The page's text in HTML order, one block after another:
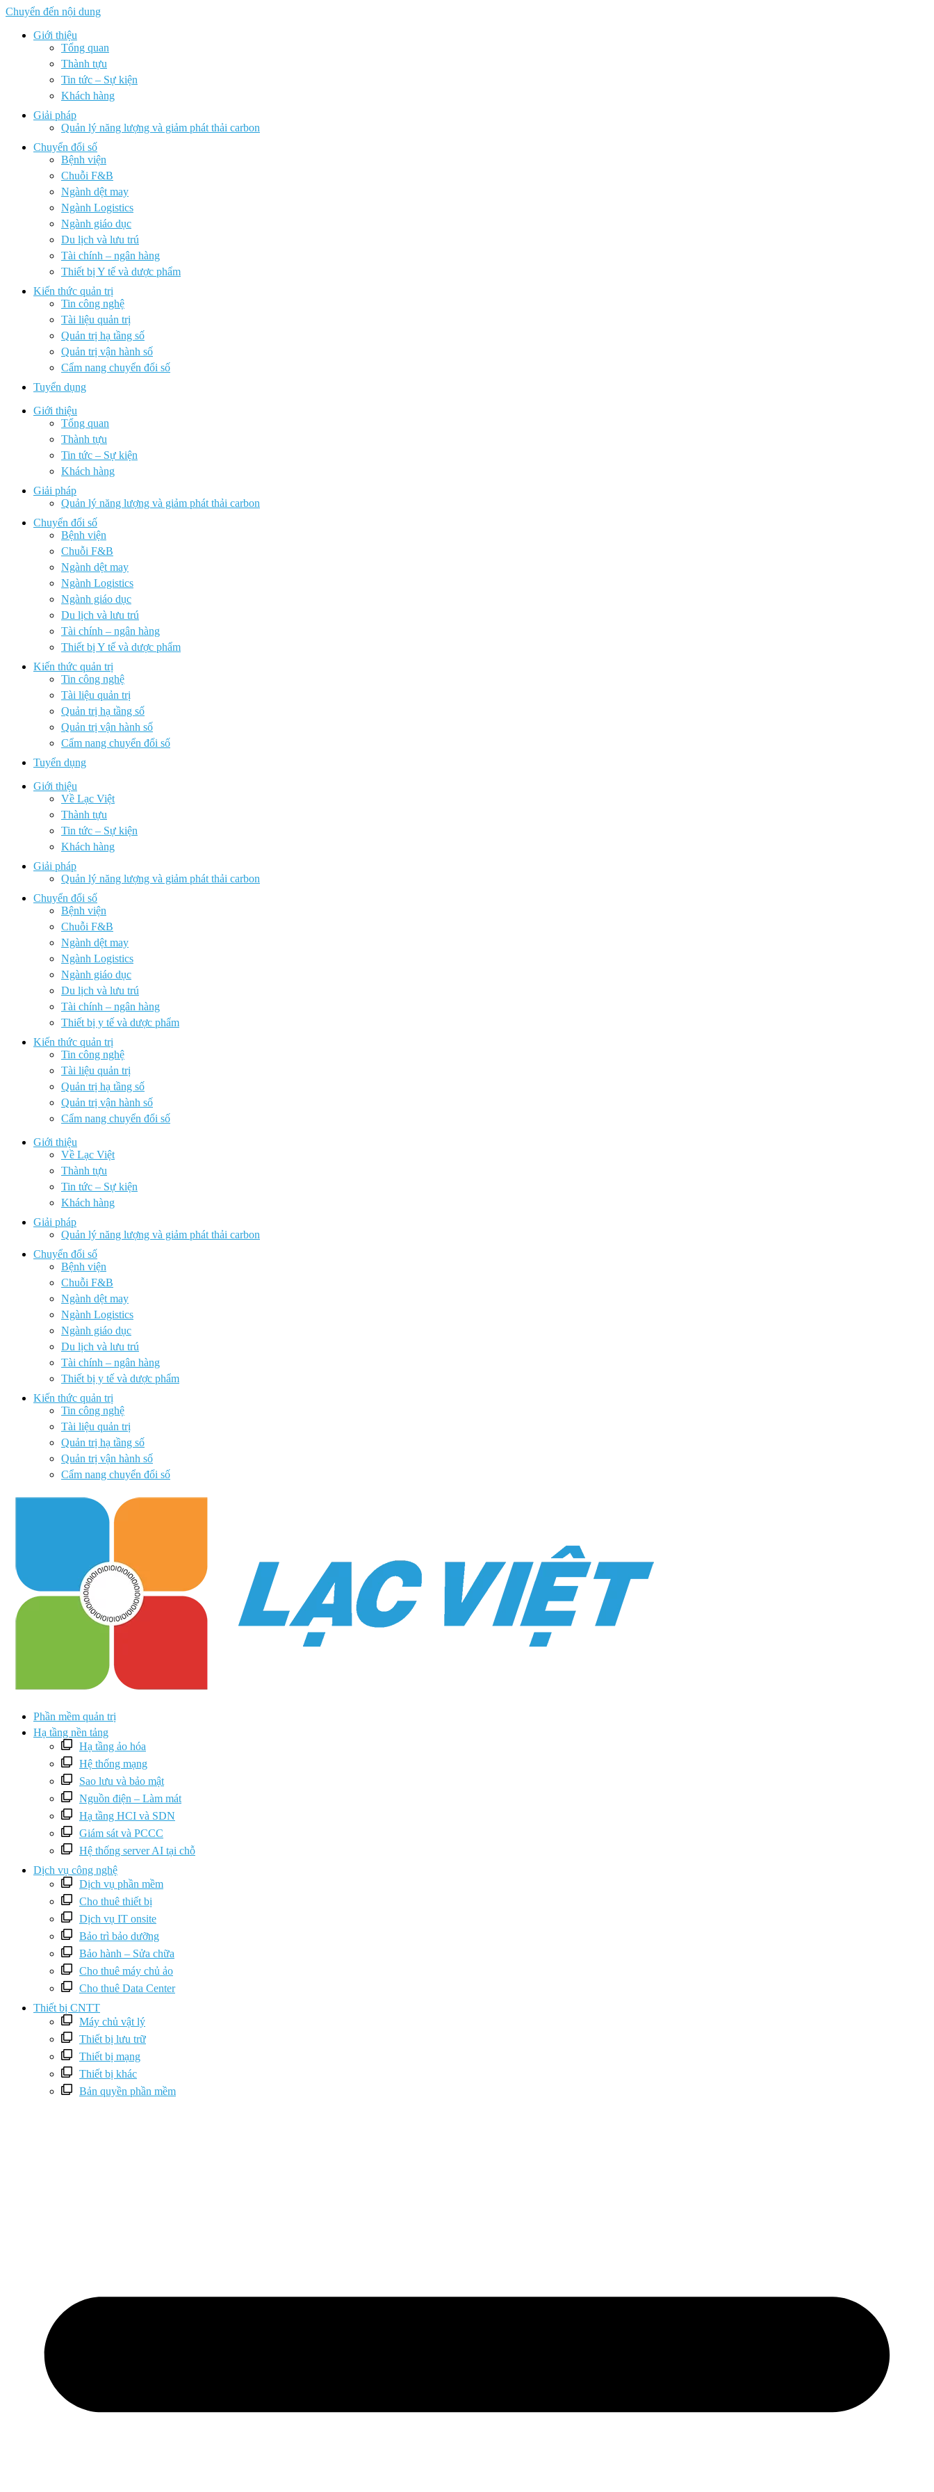
Chuyển đến nội dung
Giới thiệu
Tổng quan
Thành tựu
Tin tức – Sự kiện
Khách hàng
Giải pháp
Quản lý năng lượng và giảm phát thải carbon
Chuyển đổi số
Bệnh viện
Chuỗi F&B
Ngành dệt may
Ngành Logistics
Ngành giáo dục
Du lịch và lưu trú
Tài chính – ngân hàng
Thiết bị Y tế và dược phẩm
Kiến thức quản trị
Tin công nghệ
Tài liệu quản trị
Quản trị hạ tầng số
Quản trị vận hành số
Cẩm nang chuyển đổi số
Tuyển dụng
Giới thiệu
Tổng quan
Thành tựu
Tin tức – Sự kiện
Khách hàng
Giải pháp
Quản lý năng lượng và giảm phát thải carbon
Chuyển đổi số
Bệnh viện
Chuỗi F&B
Ngành dệt may
Ngành Logistics
Ngành giáo dục
Du lịch và lưu trú
Tài chính – ngân hàng
Thiết bị Y tế và dược phẩm
Kiến thức quản trị
Tin công nghệ
Tài liệu quản trị
Quản trị hạ tầng số
Quản trị vận hành số
Cẩm nang chuyển đổi số
Tuyển dụng
Giới thiệu
Về Lạc Việt
Thành tựu
Tin tức – Sự kiện
Khách hàng
Giải pháp
Quản lý năng lượng và giảm phát thải carbon
Chuyển đổi số
Bệnh viện
Chuỗi F&B
Ngành dệt may
Ngành Logistics
Ngành giáo dục
Du lịch và lưu trú
Tài chính – ngân hàng
Thiết bị y tế và dược phẩm
Kiến thức quản trị
Tin công nghệ
Tài liệu quản trị
Quản trị hạ tầng số
Quản trị vận hành số
Cẩm nang chuyển đổi số
Giới thiệu
Về Lạc Việt
Thành tựu
Tin tức – Sự kiện
Khách hàng
Giải pháp
Quản lý năng lượng và giảm phát thải carbon
Chuyển đổi số
Bệnh viện
Chuỗi F&B
Ngành dệt may
Ngành Logistics
Ngành giáo dục
Du lịch và lưu trú
Tài chính – ngân hàng
Thiết bị y tế và dược phẩm
Kiến thức quản trị
Tin công nghệ
Tài liệu quản trị
Quản trị hạ tầng số
Quản trị vận hành số
Cẩm nang chuyển đổi số
Phần mềm quản trị
Hạ tầng nền tảng
Hạ tầng ảo hóa
Hệ thống mạng
Sao lưu và bảo mật
Nguồn điện – Làm mát
Hạ tầng HCI và SDN
Giám sát và PCCC
Hệ thống server AI tại chỗ
Dịch vụ công nghệ
Dịch vụ phần mềm
Cho thuê thiết bị
Dịch vụ IT onsite
Bảo trì bảo dưỡng
Bảo hành – Sửa chữa
Cho thuê máy chủ ảo
Cho thuê Data Center
Thiết bị CNTT
Máy chủ vật lý
Thiết bị lưu trữ
Thiết bị mạng
Thiết bị khác
Bản quyền phần mềm